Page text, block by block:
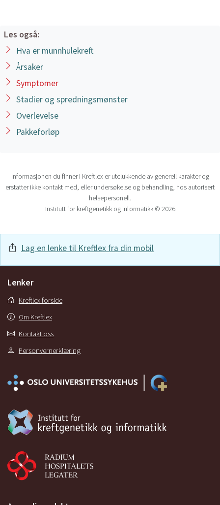
Les også:
Hva er munnhulekreft
Årsaker
Symptomer
Stadier og spredningsmønster
Overlevelse
Pakkeforløp
Informasjonen du finner i Kreftlex er utelukkende av generell karakter og
erstatter ikke kontakt med, eller undersøkelse og behandling, hos autorisert
helsepersonell.
Institutt for kreftgenetikk og informatikk © 2026
Lag en lenke til Kreftlex fra din mobil
Lenker
Kreftlex forside
Om Kreftlex
Kontakt oss
Personvernerklæring